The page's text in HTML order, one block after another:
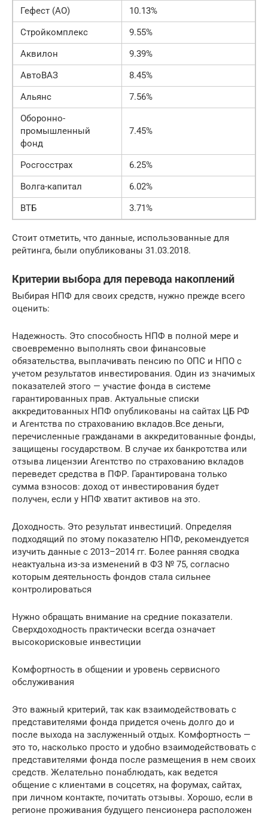
Гефест (АО)
10.13%
Стройкомплекс
9.55%
Аквилон
9.39%
АвтоВАЗ
8.45%
Альянс
7.56%
Оборонно-
промышленный
фонд
7.45%
Росгосстрах
6.25%
Волга-капитал
6.02%
ВТБ
3.71%
Стоит отметить, что данные, использованные для
рейтинга, были опубликованы 31.03.2018.
Критерии выбора для перевода накоплений
Выбирая НПФ для своих средств, нужно прежде всего
оценить:
Надежность. Это способность НПФ в полной мере и
своевременно выполнять свои финансовые
обязательства, выплачивать пенсию по ОПС и НПО с
учетом результатов инвестирования. Один из значимых
показателей этого — участие фонда в системе
гарантированных прав. Актуальные списки
аккредитованных НПФ опубликованы на сайтах ЦБ РФ
и Агентства по страхованию вкладов.Все деньги,
перечисленные гражданами в аккредитованные фонды,
защищены государством. В случае их банкротства или
отзыва лицензии Агентство по страхованию вкладов
переведет средства в ПФР. Гарантирована только
сумма взносов: доход от инвестирования будет
получен, если у НПФ хватит активов на это.
Доходность. Это результат инвестиций. Определяя
подходящий по этому показателю НПФ, рекомендуется
изучить данные с 2013–2014 гг. Более ранняя сводка
неактуальна из-за изменений в ФЗ № 75, согласно
которым деятельность фондов стала сильнее
контролироваться
Нужно обращать внимание на средние показатели.
Сверхдоходность практически всегда означает
высокорисковые инвестиции
Комфортность в общении и уровень сервисного
обслуживания
Это важный критерий, так как взаимодействовать с
представителями фонда придется очень долго до и
после выхода на заслуженный отдых. Комфортность —
это то, насколько просто и удобно взаимодействовать с
представителями фонда после размещения в нем своих
средств. Желательно понаблюдать, как ведется
общение с клиентами в соцсетях, на форумах, сайтах,
при личном контакте, почитать отзывы. Хорошо, если в
регионе проживания будущего пенсионера расположен